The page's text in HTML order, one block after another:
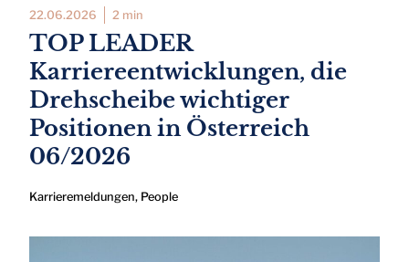
22.06.2026 2 min
TOP LEADER
Karriereentwicklungen, die
Drehscheibe wichtiger
Positionen in Österreich
06/2026
Karrieremeldungen, People